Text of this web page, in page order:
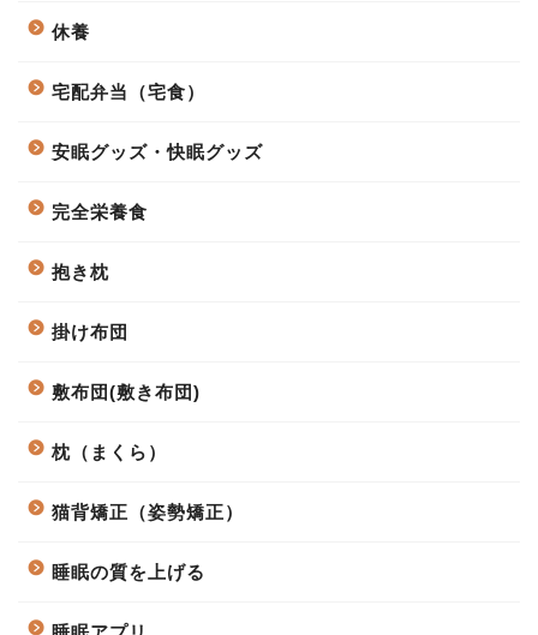
休養
宅配弁当（宅食）
安眠グッズ・快眠グッズ
完全栄養食
抱き枕
掛け布団
敷布団(敷き布団)
枕（まくら）
猫背矯正（姿勢矯正）
睡眠の質を上げる